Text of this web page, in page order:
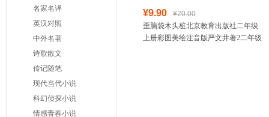
名家名译
英汉对照
中外名著
诗歌散文
传记随笔
现代当代小说
科幻侦探小说
情感青春小说
¥9.90
¥20.00
歪脑袋木头桩北京教育出版社二年级
上册彩图美绘注音版严文井著2二年级